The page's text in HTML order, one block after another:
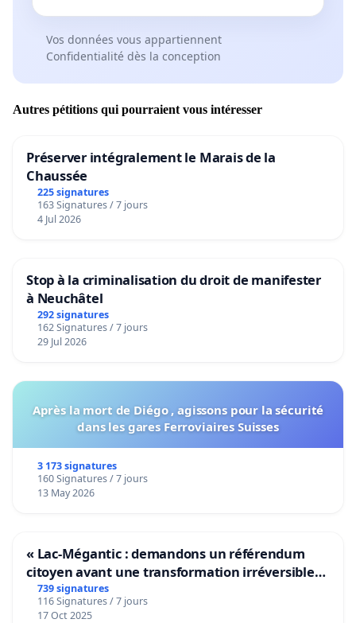
Vos données vous appartiennent
Confidentialité dès la conception
Autres pétitions qui pourraient vous intéresser
Préserver intégralement le Marais de la
Chaussée
225 signatures
163 Signatures / 7 jours
4 Jul 2026
Stop à la criminalisation du droit de manifester
à Neuchâtel
292 signatures
162 Signatures / 7 jours
29 Jul 2026
Après la mort de Diégo , agissons pour la sécurité
dans les gares Ferroviaires Suisses
3 173 signatures
160 Signatures / 7 jours
13 May 2026
« Lac-Mégantic : demandons un référendum
citoyen avant une transformation irréversible
de notre territoire »
739 signatures
116 Signatures / 7 jours
17 Oct 2025